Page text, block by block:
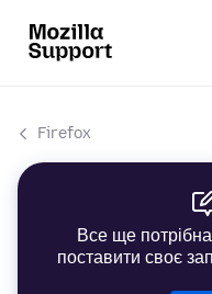
Firefox
Все ще
поставити своє